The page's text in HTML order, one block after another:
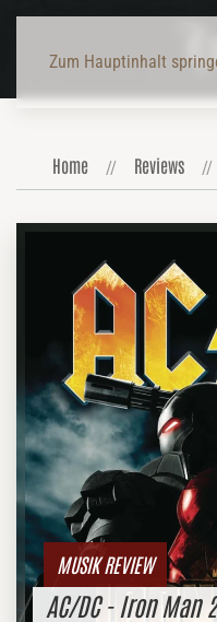
Zum Hauptinhalt
Home Reviews
MUSIK REVIEW
AC/DC - Iron Man 2